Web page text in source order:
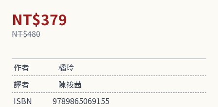
NT$379
NT$480
作者
橘玲
譯者
陳筱茜
ISBN
9789865069155